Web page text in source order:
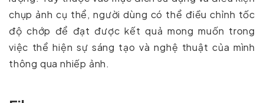
chụp ảnh cụ thể, người dùng có thể điều chỉnh tốc
độ chớp để đạt được kết quả mong muốn trong
việc thể hiện sự sáng tạo và nghệ thuật của mình
thông qua nhiếp ảnh.